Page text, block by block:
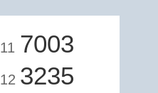
11 7003
12 3235